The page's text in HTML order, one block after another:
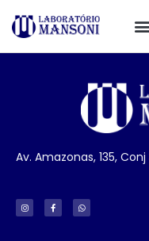
Av. Amazonas, 135,